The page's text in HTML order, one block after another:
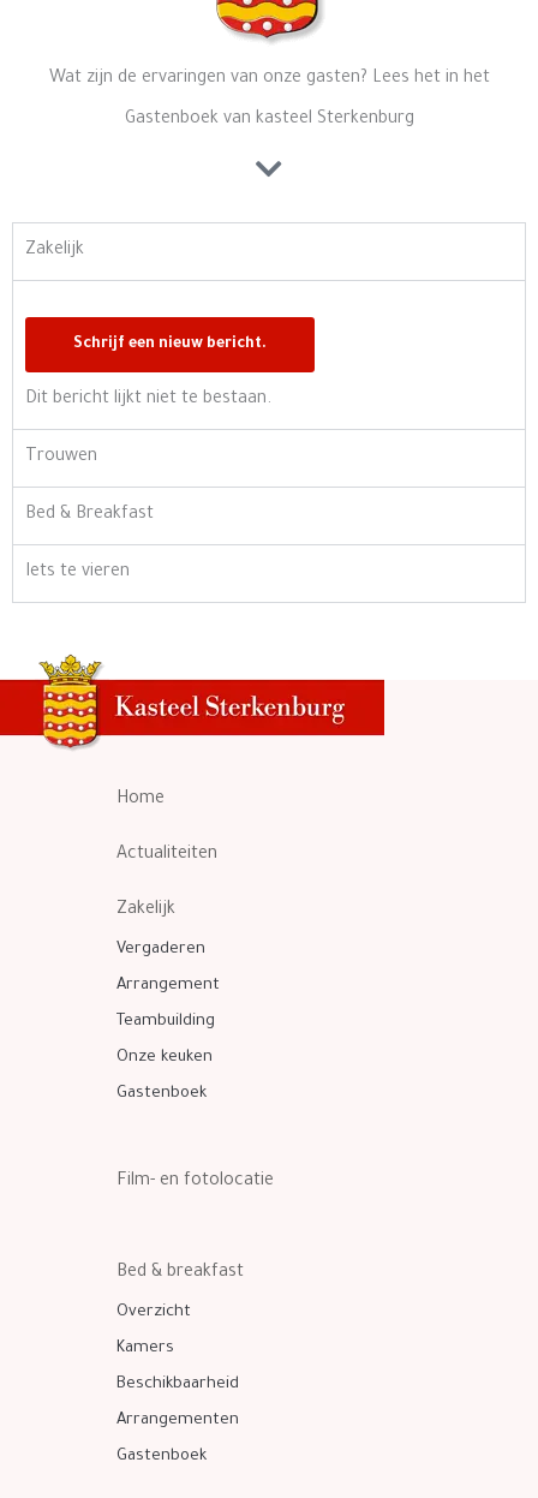
Wat zijn de ervaringen van onze gasten? Lees het in het
Gastenboek van kasteel Sterkenburg
Zakelijk
Dit bericht lijkt niet te bestaan.
Trouwen
Bed & Breakfast
Iets te vieren
Home
Actualiteiten
Zakelijk
Vergaderen
Arrangement
Teambuilding
Onze keuken
Gastenboek
Film- en fotolocatie
Bed & breakfast
Overzicht
Kamers
Beschikbaarheid
Arrangementen
Gastenboek